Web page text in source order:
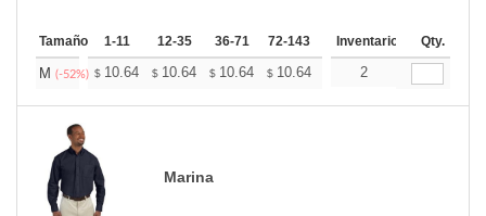
Tamaño 1-11 12-35 36-71 72-143 144-287 288 +
Inventario Qty.
M (-52%) $ 10.64 $ 10.64 $ 10.64 $ 10.64 10.64
2
Marina